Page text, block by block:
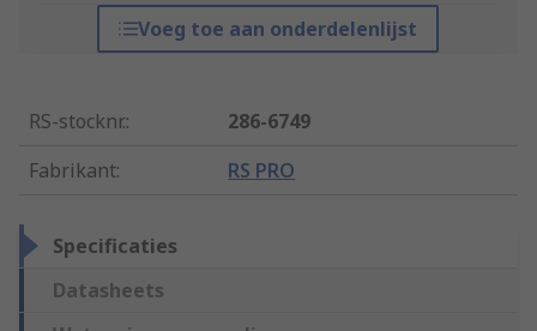
Voeg toe aan onderdelenlijst
RS-stocknr.:
286-6749
Fabrikant: RS PRO
Specificaties
Datasheets